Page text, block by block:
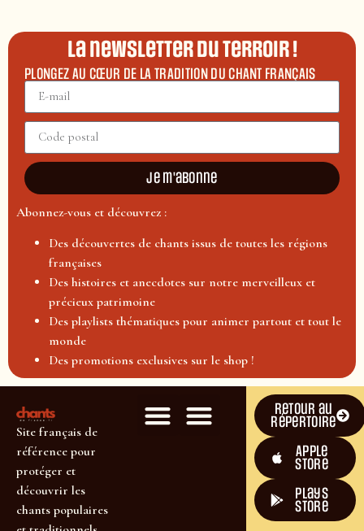
La newsletter du terroir !
PLONGEZ AU CŒUR DE LA TRADITION DU CHANT FRANÇAIS
Je m'abonne
Abonnez-vous et découvrez :
Des découvertes de chants issus de toutes les régions
françaises
Des histoires et anecdotes sur notre merveilleux et
précieux patrimoine
Des playlists thématiques pour animer partout et tout le
monde
Des promotions exclusives sur le shop !
Site français de
référence pour
protéger et
découvrir les
chants populaires
Retour au
répertoire
Apple
Store
plays
store